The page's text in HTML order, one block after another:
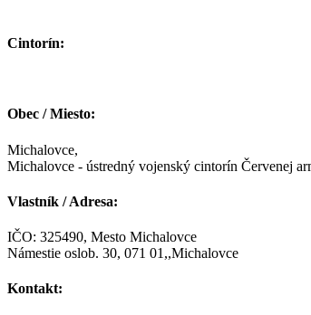
Cintorín:
Obec / Miesto:
Michalovce,
Michalovce - ústredný vojenský cintorín Červenej
Vlastník / Adresa:
IČO: 325490, Mesto Michalovce
Námestie oslob. 30, 071 01,,Michalovce
Kontakt: